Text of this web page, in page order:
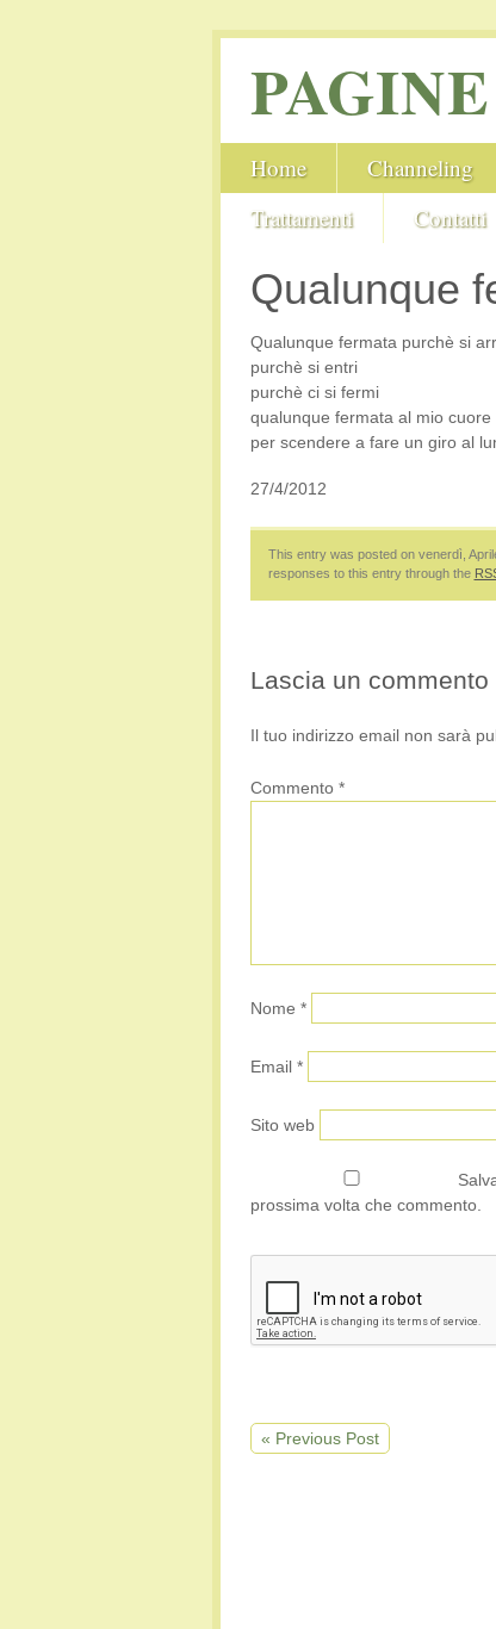
Home Channeling
Trattamenti
Contatti
Qualunque
Qualunque fermata purchè si
purchè si entri
purchè ci si fermi
qualunque fermata al mio cuore
per scendere a fare un giro al
27/4/2012
This entry was posted on venerdì,
responses to this entry through the
Lascia un commento
Il tuo indirizzo email non sarà
Commento *
Nome *
Email *
Sito web
prossima volta che commento.
« Previous Post